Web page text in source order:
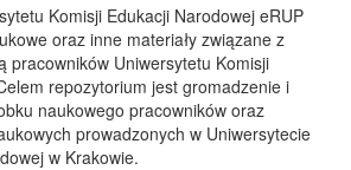
Komisji Edukacji Narodowej eRUP
oraz inne materiały związane z
pracowników Uniwersytetu Komisji
repozytorium jest gromadzenie i
naukowego pracowników oraz
prowadzonych w Uniwersytecie
w Krakowie.